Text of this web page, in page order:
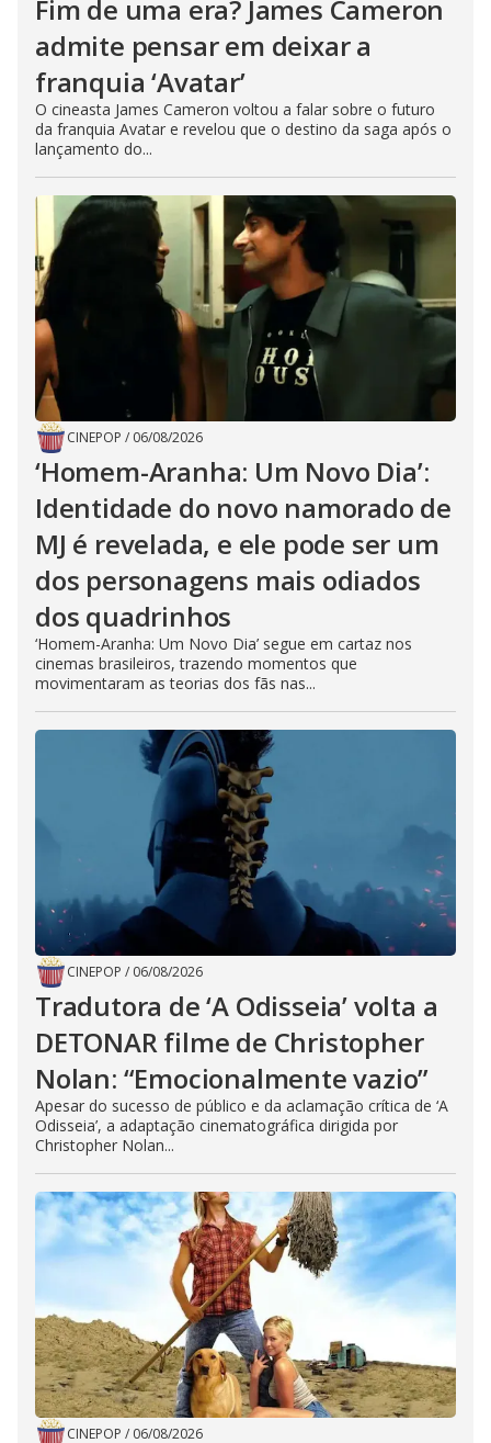
Fim de uma era? James Cameron
admite pensar em deixar a
franquia ‘Avatar’
O cineasta James Cameron voltou a falar sobre o futuro
da franquia Avatar e revelou que o destino da saga após o
lançamento do...
CINEPOP / 06/08/2026
‘Homem-Aranha: Um Novo Dia’:
Identidade do novo namorado de
MJ é revelada, e ele pode ser um
dos personagens mais odiados
dos quadrinhos
‘Homem-Aranha: Um Novo Dia’ segue em cartaz nos
cinemas brasileiros, trazendo momentos que
movimentaram as teorias dos fãs nas...
CINEPOP / 06/08/2026
Tradutora de ‘A Odisseia’ volta a
DETONAR filme de Christopher
Nolan: “Emocionalmente vazio”
Apesar do sucesso de público e da aclamação crítica de ‘A
Odisseia’, a adaptação cinematográfica dirigida por
Christopher Nolan...
CINEPOP / 06/08/2026